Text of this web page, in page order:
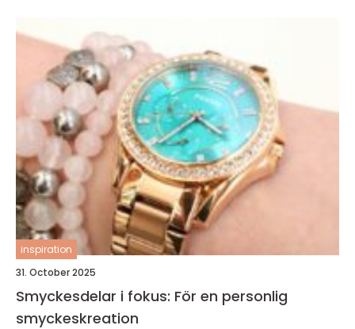
inspiration
31. October 2025
Smyckesdelar i fokus: För en personlig
smyckeskreation